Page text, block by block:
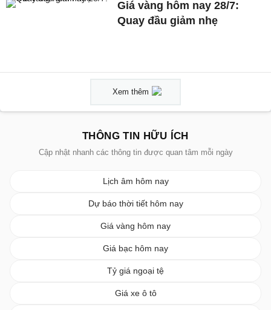
Giá vàng hôm nay 28/7:
Quay đầu giảm nhẹ
Xem thêm
THÔNG TIN HỮU ÍCH
Cập nhật nhanh các thông tin được quan tâm mỗi ngày
Lịch âm hôm nay
Dự báo thời tiết hôm nay
Giá vàng hôm nay
Giá bạc hôm nay
Tỷ giá ngoại tệ
Giá xe ô tô